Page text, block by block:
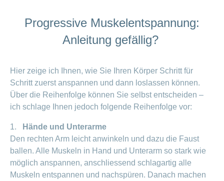
Progressive Muskelentspannung:
Anleitung gefällig?
Hier zeige ich Ihnen, wie Sie Ihren Körper Schritt für
Schritt zuerst anspannen und dann loslassen können.
Über die Reihenfolge können Sie selbst entscheiden –
ich schlage Ihnen jedoch folgende Reihenfolge vor:
1.
Hände und Unterarme
Den rechten Arm leicht anwinkeln und dazu die Faust
ballen. Alle Muskeln in Hand und Unterarm so stark wie
möglich anspannen, anschliessend schlagartig alle
Muskeln entspannen und nachspüren. Danach machen